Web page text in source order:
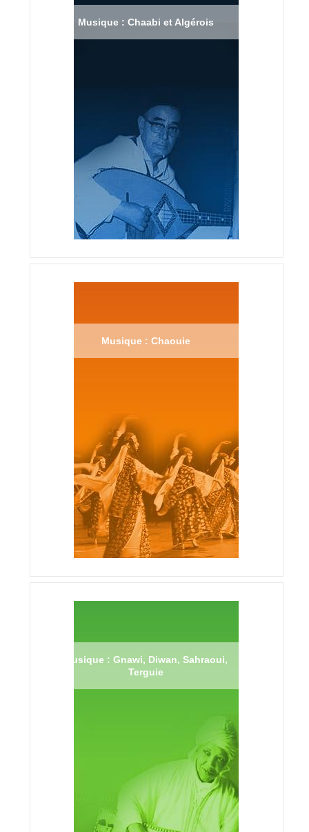
Musique : Chaabi et Algérois
Musique : Chaouie
Musique : Gnawi, Diwan, Sahraoui,
Terguie